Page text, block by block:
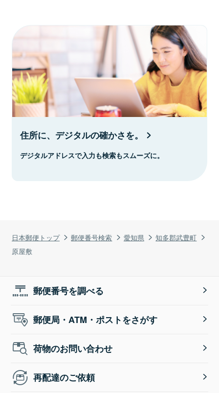
日本郵便トップ 郵便番号検索 愛知県
知多郡武豊町
原屋敷
住所に、デジタルの確かさを。
デジタルアドレスで入力も検索もスムーズに。
郵便番号を調べる
郵便局・ATM・ポストをさがす
荷物のお問い合わせ
再配達のご依頼